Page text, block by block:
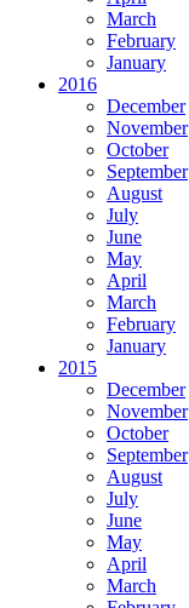
March
February
January
2016
December
November
October
September
August
July
June
May
April
March
February
January
2015
December
November
October
September
August
July
June
May
April
March